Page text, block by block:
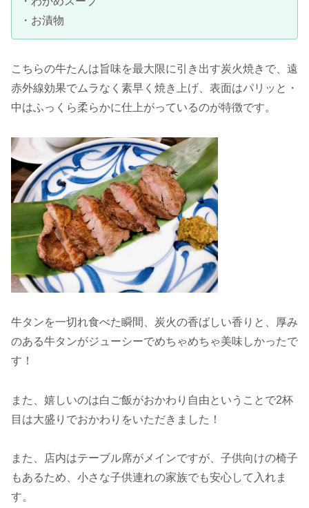
・お漬物
こちらの牛たんは旨味を最大限に引き出す炭火焼きで、遠
赤外線効果でムラなく素早く焼き上げ、表面はパリッと・
中はふっくら柔らかに仕上がっているのが特徴です。
牛タンを一切れ食べた瞬間、炭火の香ばしい香りと、厚み
のある牛タンがジューシーでめちゃめちゃ美味しかったで
す！
また、嬉しいのは白ご飯がおかわり自由ということで2杯
目は大盛りでおかわりをいただきました！
また、店内はテーブル席がメインですが、子供向けの椅子
もあるため、小さな子供連れの家族でも安心して入れま
す。